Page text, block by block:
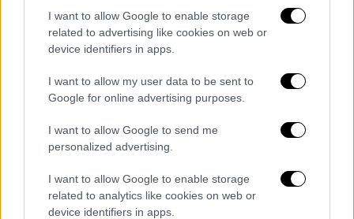
I want to allow Google to enable storage
related to advertising like cookies on web or
device identifiers in apps.
I want to allow my user data to be sent to
Google for online advertising purposes.
I want to allow Google to send me
personalized advertising.
I want to allow Google to enable storage
related to analytics like cookies on web or
device identifiers in apps.